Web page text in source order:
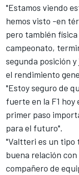
"Estamos viendo
hemos visto -en
pero también
campeonato,
segunda posición
el rendimiento
"Estoy seguro de
fuerte en la F1
primer paso
para el futuro".
"Valtteri es un tipo
buena relación
compañero de